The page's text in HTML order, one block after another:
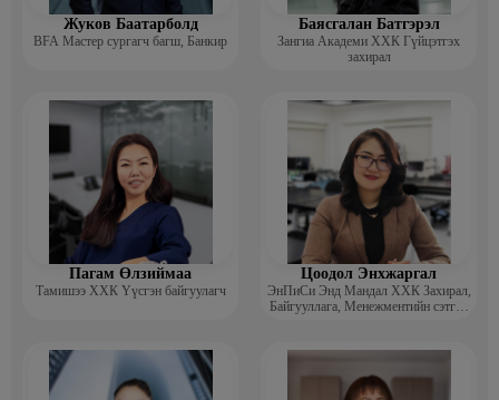
Жуков Баатарболд
BFA Мастер сургагч багш, Банкир
Баясгалан Батгэрэл
Зангиа Академи ХХК Гүйцэтгэх
захирал
Пагам Өлзиймаа
Тамишээ ХХК Үүсгэн байгуулагч
Цоодол Энхжаргал
ЭнПиСи Энд Мандал ХХК Захирал,
Байгууллага, Менежментийн сэтгэл